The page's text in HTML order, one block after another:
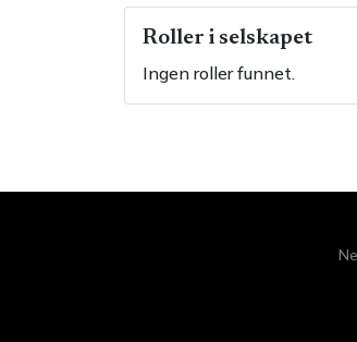
Roller i selskapet
Ingen roller funnet.